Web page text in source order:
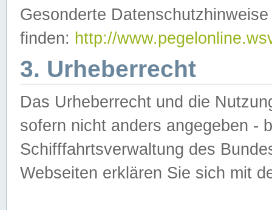
Gesonderte
finden: http://
3. Urheberrecht
Das Urheberrecht und die
sofern nicht anders angegeben -
Schifffahrtsverwaltung des
Webseiten erklären Sie sich mit